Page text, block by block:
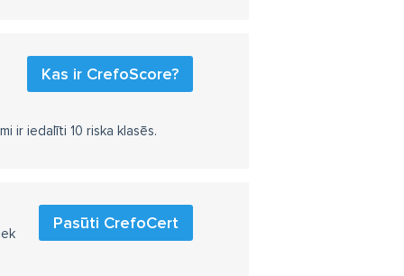
Kas ir CrefoScore?
ir iedalīti 10 riska klasēs.
Pasūti CrefoCert